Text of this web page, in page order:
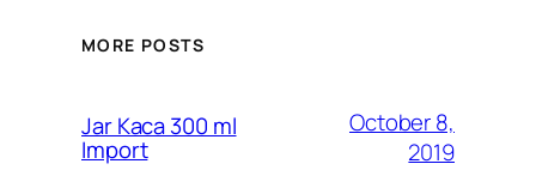
MORE POSTS
Jar Kaca 300 ml
Import
October 8,
2019